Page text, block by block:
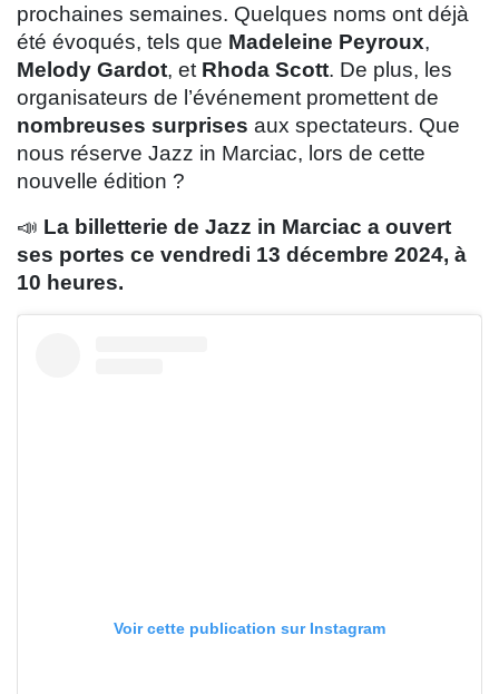
prochaines semaines. Quelques noms ont déjà
été évoqués, tels que Madeleine Peyroux,
Melody Gardot, et Rhoda Scott. De plus, les
organisateurs de l’événement promettent de
nombreuses surprises aux spectateurs. Que
nous réserve Jazz in Marciac, lors de cette
nouvelle édition ?
📣 La billetterie de Jazz in Marciac a ouvert
ses portes ce vendredi 13 décembre 2024, à
10 heures.
Voir cette publication sur Instagram